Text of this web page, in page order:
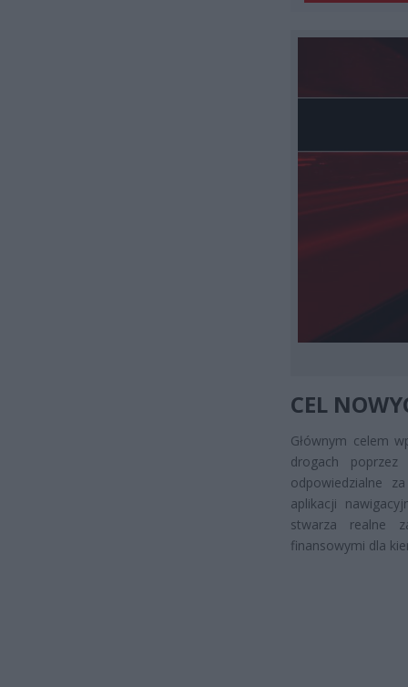
CEL
Głównym celem
drogach poprzez
odpowiedzialne
aplikacji
stwarza realne
finansowymi dla